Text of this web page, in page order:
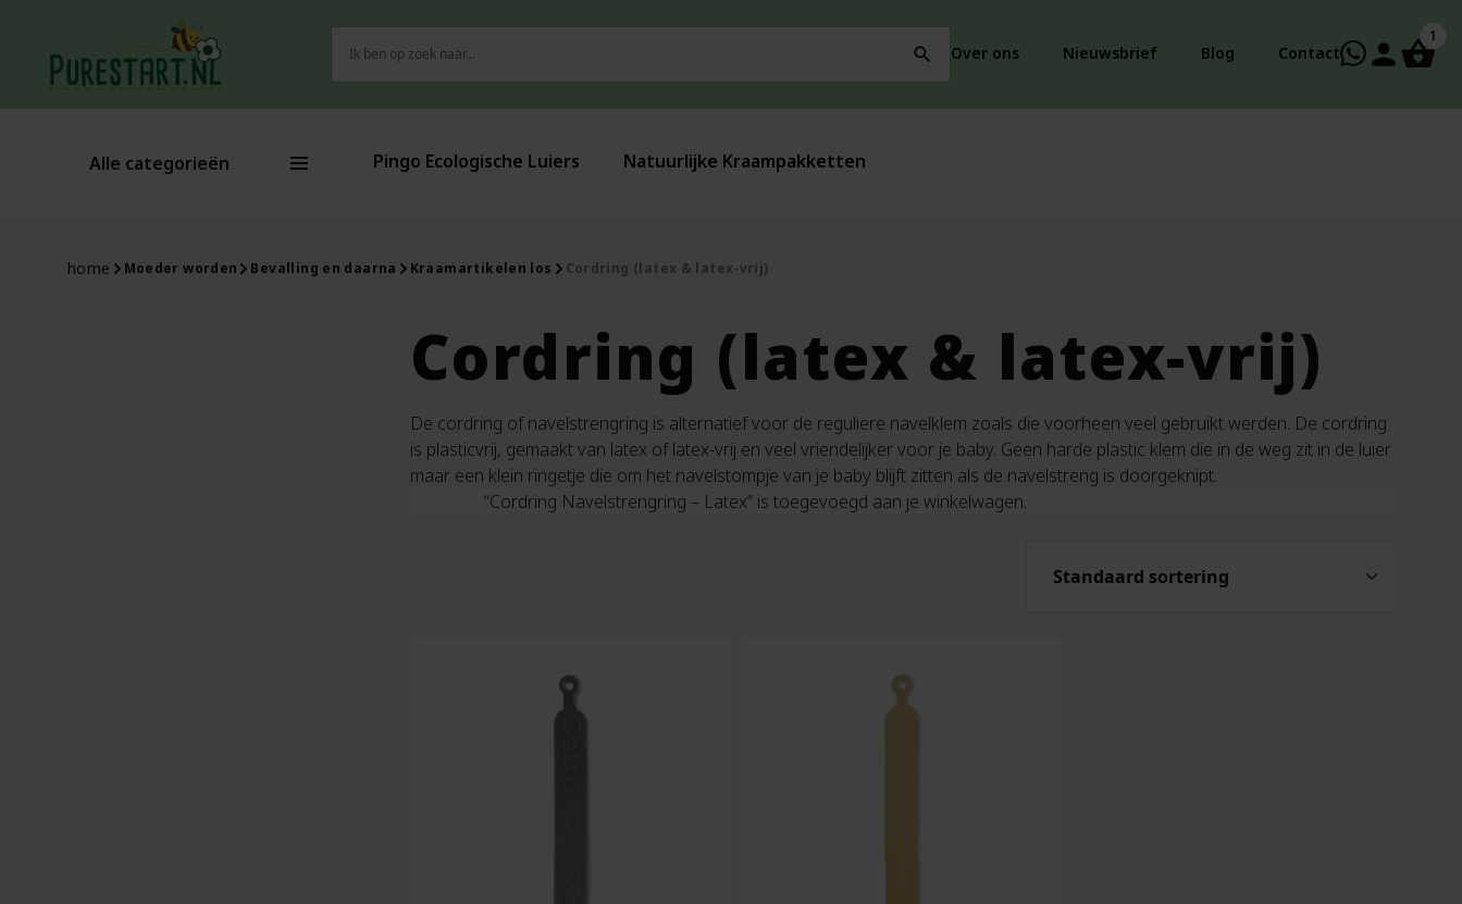
naar:
search Over ons Nieuwsbrief Blog Contact person
1
Alle categorieën Pingo Ecologische Luiers Natuurlijke Kraampakketten
home Moeder worden Bevalling en daarna Kraamartikelen los Cordring (latex & latex-vrij)
Cordring (latex & latex-vrij)
De cordring of navelstrengring is alternatief voor de reguliere navelklem zoals die voorheen veel gebruikt werden. De cordring
is plasticvrij, gemaakt van latex of latex-vrij en veel vriendelijker voor je baby. Geen harde plastic klem die in de weg zit in de luier
maar een klein ringetje die om het navelstompje van je baby blijft zitten als de navelstreng is doorgeknipt.
“Cordring Navelstrengring – Latex” is toegevoegd aan je winkelwagen.